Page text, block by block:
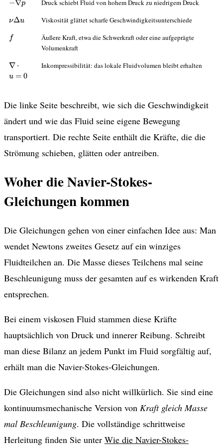
-
p
−∇p
Druck schiebt Fluid von hohem Druck zu niedrigem Druck
\nu
u
νΔu
Viskosität glättet scharfe Geschwindigkeitsunterschiede
ff
Äußere Kraft, etwa die Schwerkraft oder eine aufgeprägte
Volumenkraft
\nabla
\cdot
∇ ⋅
u = 0
Inkompressibilität: das lokale Fluidvolumen bleibt erhalten
Die linke Seite beschreibt, wie sich die Geschwindigkeit
ändert und wie das Fluid seine eigene Bewegung
transportiert. Die rechte Seite enthält die Kräfte, die die
Strömung schieben, glätten oder antreiben.
Woher die Navier-Stokes-
Gleichungen kommen
Die Gleichungen gehen von einer einfachen Idee aus: Man
wendet Newtons zweites Gesetz auf ein winziges
Fluidteilchen an. Die Masse dieses Teilchens mal seine
Beschleunigung muss der gesamten auf es wirkenden Kraft
entsprechen.
Bei einem viskosen Fluid stammen diese Kräfte
hauptsächlich von Druck und innerer Reibung. Schreibt
man diese Bilanz an jedem Punkt im Fluid sorgfältig auf,
erhält man die Navier-Stokes-Gleichungen.
Die Gleichungen sind also nicht willkürlich. Sie sind eine
kontinuumsmechanische Version von Kraft gleich Masse
mal Beschleunigung. Die vollständige schrittweise
Herleitung finden Sie unter Wie die Navier-Stokes-